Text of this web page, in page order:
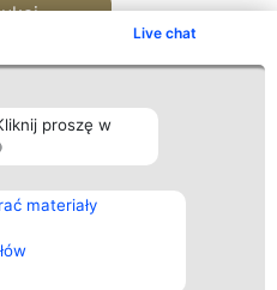
Live chat
proszę w
materiały
Kontakt
Kontakt